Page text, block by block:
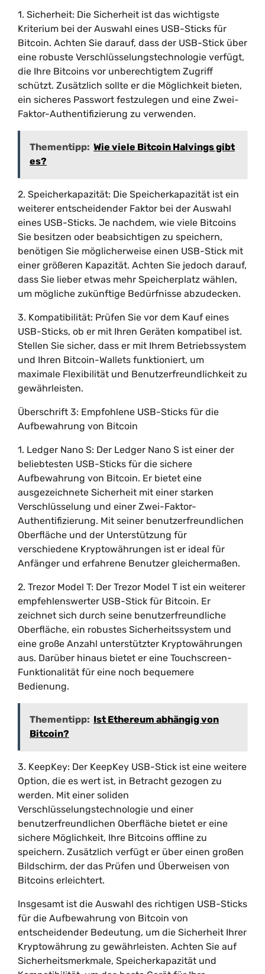
1. Sicherheit: Die Sicherheit ist das wichtigste
Kriterium bei der Auswahl eines USB-Sticks für
Bitcoin. Achten Sie darauf, dass der USB-Stick über
eine robuste Verschlüsselungstechnologie verfügt,
die Ihre Bitcoins vor unberechtigtem Zugriff
schützt. Zusätzlich sollte er die Möglichkeit bieten,
ein sicheres Passwort festzulegen und eine Zwei-
Faktor-Authentifizierung zu verwenden.
Thementipp: Wie viele Bitcoin Halvings gibt
es?
2. Speicherkapazität: Die Speicherkapazität ist ein
weiterer entscheidender Faktor bei der Auswahl
eines USB-Sticks. Je nachdem, wie viele Bitcoins
Sie besitzen oder beabsichtigen zu speichern,
benötigen Sie möglicherweise einen USB-Stick mit
einer größeren Kapazität. Achten Sie jedoch darauf,
dass Sie lieber etwas mehr Speicherplatz wählen,
um mögliche zukünftige Bedürfnisse abzudecken.
3. Kompatibilität: Prüfen Sie vor dem Kauf eines
USB-Sticks, ob er mit Ihren Geräten kompatibel ist.
Stellen Sie sicher, dass er mit Ihrem Betriebssystem
und Ihren Bitcoin-Wallets funktioniert, um
maximale Flexibilität und Benutzerfreundlichkeit zu
gewährleisten.
Überschrift 3: Empfohlene USB-Sticks für die
Aufbewahrung von Bitcoin
1. Ledger Nano S: Der Ledger Nano S ist einer der
beliebtesten USB-Sticks für die sichere
Aufbewahrung von Bitcoin. Er bietet eine
ausgezeichnete Sicherheit mit einer starken
Verschlüsselung und einer Zwei-Faktor-
Authentifizierung. Mit seiner benutzerfreundlichen
Oberfläche und der Unterstützung für
verschiedene Kryptowährungen ist er ideal für
Anfänger und erfahrene Benutzer gleichermaßen.
2. Trezor Model T: Der Trezor Model T ist ein weiterer
empfehlenswerter USB-Stick für Bitcoin. Er
zeichnet sich durch seine benutzerfreundliche
Oberfläche, ein robustes Sicherheitssystem und
eine große Anzahl unterstützter Kryptowährungen
aus. Darüber hinaus bietet er eine Touchscreen-
Funktionalität für eine noch bequemere
Bedienung.
Thementipp: Ist Ethereum abhängig von
Bitcoin?
3. KeepKey: Der KeepKey USB-Stick ist eine weitere
Option, die es wert ist, in Betracht gezogen zu
werden. Mit einer soliden
Verschlüsselungstechnologie und einer
benutzerfreundlichen Oberfläche bietet er eine
sichere Möglichkeit, Ihre Bitcoins offline zu
speichern. Zusätzlich verfügt er über einen großen
Bildschirm, der das Prüfen und Überweisen von
Bitcoins erleichtert.
Insgesamt ist die Auswahl des richtigen USB-Sticks
für die Aufbewahrung von Bitcoin von
entscheidender Bedeutung, um die Sicherheit Ihrer
Kryptowährung zu gewährleisten. Achten Sie auf
Sicherheitsmerkmale, Speicherkapazität und